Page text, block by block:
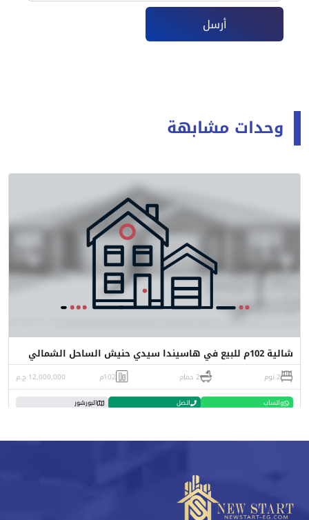
أرسل
وحدات مشابهة
شالية 102م للبيع في هاسيندا سيدي حنيش الساحل الشمالي
2 نوم 2 حمام 102م 12,000,000 ج.م
واتساب اتصل البورشور